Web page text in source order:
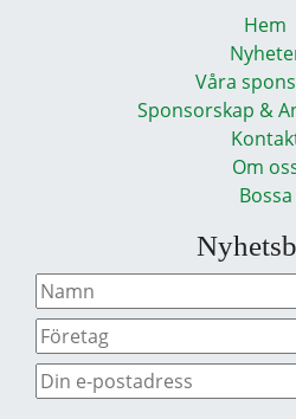
Hem
Våra
Sponsorskap &
Om
Bossa